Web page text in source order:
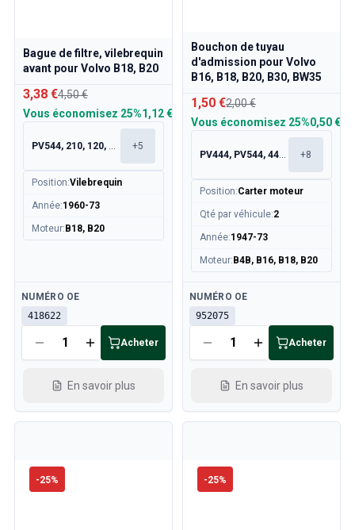
Bague de filtre, vilebrequin
avant pour Volvo B18, B20
3,38 €4,50 €
Vous économisez 25%1,12 €
PV544, 210, 120, 130 +5
Position:Vilebrequin
Année:1960-73
Moteur: B18, B20
Disponible
NUMÉRO OE
418622
Acheter
En savoir plus
Bouchon de tuyau
d'admission pour Volvo
B16, B18, B20, B30, BW35
1,50 €2,00 €
Vous économisez 25%0,50 €
PV444, PV544, 445, 210 +8
Position:Carter moteur
Qté par véhicule:2
Année:1947-73
Moteur: B4B, B16, B18, B20
Disponible
NUMÉRO OE
952075
Acheter
En savoir plus
-25% -25%